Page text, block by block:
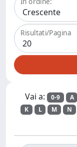
Risultati/Pagina
Vai a: 0-9 A
K
L M N